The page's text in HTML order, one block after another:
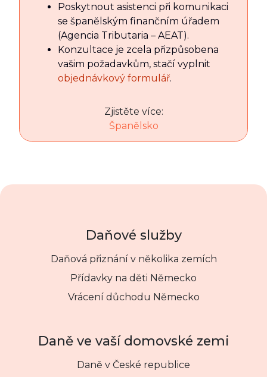
Poskytnout asistenci při komunikaci
se španělským finančním úřadem
(Agencia Tributaria – AEAT).
Konzultace je zcela přizpůsobena
vašim požadavkům, stačí vyplnit
objednávkový formulář.
Zjistěte více:
Španělsko
Daňové služby
Daňová přiznání v několika zemích
Přídavky na děti Německo
Vrácení důchodu Německo
Daně ve vaší domovské zemi
Daně v České republice